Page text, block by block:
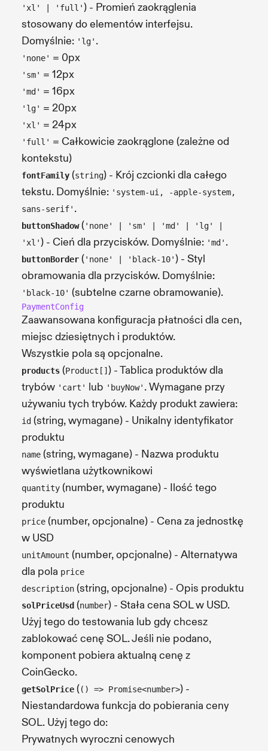
'xl' | 'full') - Promień zaokrąglenia
stosowany do elementów interfejsu.
Domyślnie: 'lg' .
'none' = 0px
'sm' = 12px
'md' = 16px
'lg' = 20px
'xl' = 24px
'full' = Całkowicie zaokrąglone (zależne od
kontekstu)
fontFamily (string) - Krój czcionki dla całego
tekstu. Domyślnie: 'system-ui, -apple-system,
sans-serif' .
buttonShadow('none' | 'sm' | 'md' | 'lg' |
'xl') - Cień dla przycisków. Domyślnie: 'md' .
buttonBorder ('none' | 'black-10') - Styl
obramowania dla przycisków. Domyślnie:
'black-10' (subtelne czarne obramowanie).
PaymentConfig
Zaawansowana konfiguracja płatności dla cen,
miejsc dziesiętnych i produktów.
Wszystkie pola są opcjonalne.
products (Product[] ) - Tablica produktów dla
trybów 'cart' lub 'buyNow' . Wymagane przy
używaniu tych trybów. Każdy produkt zawiera:
id (string, wymagane) - Unikalny identyfikator
produktu
name (string, wymagane) - Nazwa produktu
wyświetlana użytkownikowi
quantity (number, wymagane) - Ilość tego
produktu
price (number, opcjonalne) - Cena za jednostkę
w USD
unitAmount (number, opcjonalne) - Alternatywa
dla pola price
description (string, opcjonalne) - Opis produktu
solPriceUsd (number) - Stała cena SOL w USD.
Użyj tego do testowania lub gdy chcesz
zablokować cenę SOL. Jeśli nie podano,
komponent pobiera aktualną cenę z
CoinGecko.
getSolPrice (() => Promise<number>) -
Niestandardowa funkcja do pobierania ceny
SOL. Użyj tego do:
Prywatnych wyroczni cenowych